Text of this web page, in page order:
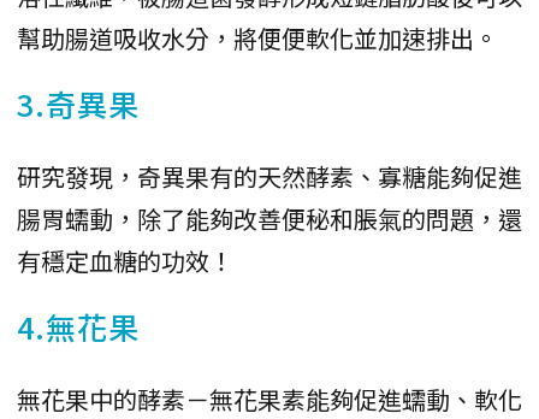
幫助腸道吸收水分，將便便軟化並加速排出。
3.奇異果
研究發現，奇異果有的天然酵素、寡糖能夠促進
腸胃蠕動，除了能夠改善便秘和脹氣的問題，還
有穩定血糖的功效！
4.無花果
無花果中的酵素－無花果素能夠促進蠕動、軟化